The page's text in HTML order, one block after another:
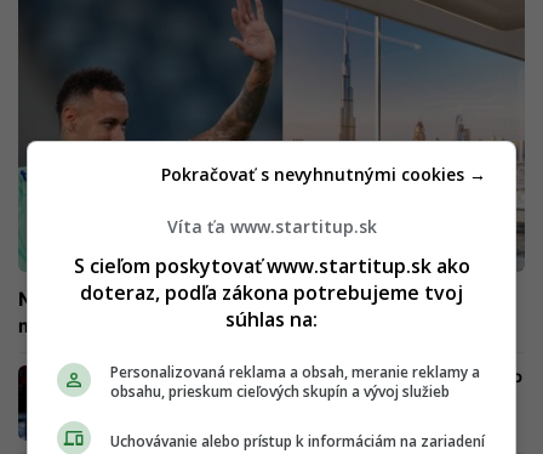
Neymar ukázal nový luxusný penthouse v Dubaji za 51
miliónov. Má bazén na streche a výťah pre auto (FOTO)
„Ako dieťa ma zbili. Povedal som si, že to bolo
poslednýkrát.“ Teraz si MMA fighter Vlasto
Víta ťa www.startitup.sk
S cieľom poskytovať www.startitup.sk ako
doteraz, podľa zákona potrebujeme tvoj
súhlas na:
Personalizovaná reklama a obsah, meranie reklamy a
obsahu, prieskum cieľových skupín a vývoj služieb
Uchovávanie alebo prístup k informáciám na zariadení
Pokračovať s nevyhnutnými cookies →